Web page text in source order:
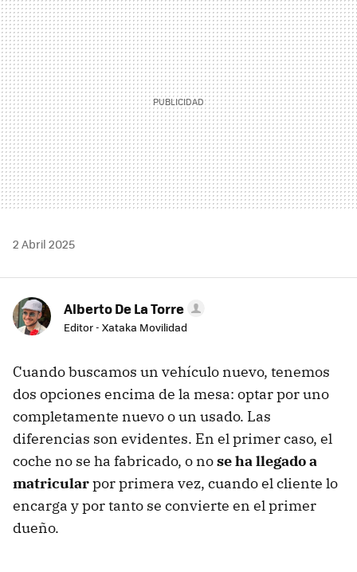
MAIL
2 Abril 2025
Alberto De La Torre
Editor - Xataka Movilidad
Cuando buscamos un vehículo nuevo, tenemos
dos opciones encima de la mesa: optar por uno
completamente nuevo o un usado. Las
diferencias son evidentes. En el primer caso, el
coche no se ha fabricado, o nose ha llegado a
matricularpor primera vez, cuando el cliente lo
encarga y por tanto se convierte en el primer
dueño.